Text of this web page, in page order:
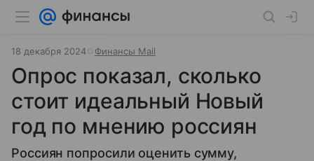
18 декабря 2024 Финансы Mail
Опрос показал, сколько
стоит идеальный Новый
год по мнению россиян
Россиян попросили оценить сумму,